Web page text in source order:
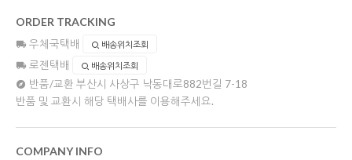
ORDER TRACKING
우체국택배 배송위치조회
로젠택배 배송위치조회
반품/교환 부산시 사상구 낙동대로882번길 7-18
반품 및 교환시 해당 택배사를 이용해주세요.
COMPANY INFO